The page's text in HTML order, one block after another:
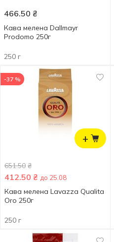
466.50 ₴
Кава мелена Dallmayr
Prodomo 250г
250 г
+
-37 %
651.50 ₴
412.50 ₴ до 25.08
Кава мелена Lavazza Qualitа
Oro 250г
250 г